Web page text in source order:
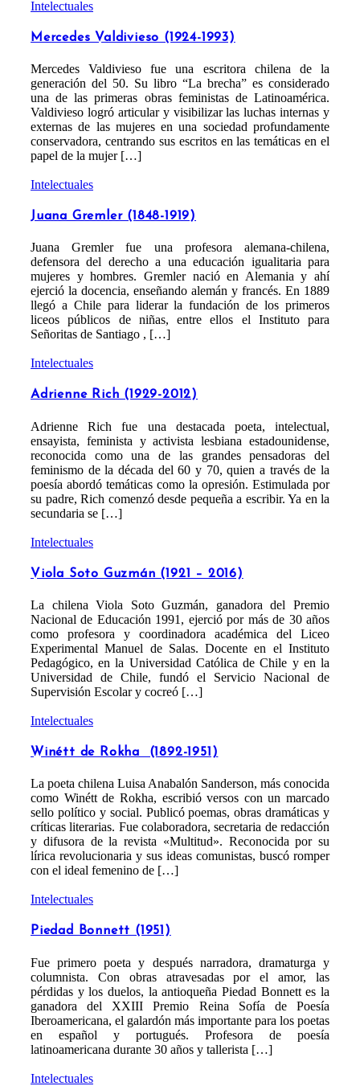
Intelectuales
Mercedes Valdivieso (1924-1993)
Mercedes Valdivieso fue una escritora chilena de la
generación del 50. Su libro “La brecha” es considerado
una de las primeras obras feministas de Latinoamérica.
Valdivieso logró articular y visibilizar las luchas internas y
externas de las mujeres en una sociedad profundamente
conservadora, centrando sus escritos en las temáticas en el
papel de la mujer […]
Intelectuales
Juana Gremler (1848-1919)
Juana Gremler fue una profesora alemana-chilena,
defensora del derecho a una educación igualitaria para
mujeres y hombres. Gremler nació en Alemania y ahí
ejerció la docencia, enseñando alemán y francés. En 1889
llegó a Chile para liderar la fundación de los primeros
liceos públicos de niñas, entre ellos el Instituto para
Señoritas de Santiago , […]
Intelectuales
Adrienne Rich (1929-2012)
Adrienne Rich fue una destacada poeta, intelectual,
ensayista, feminista y activista lesbiana estadounidense,
reconocida como una de las grandes pensadoras del
feminismo de la década del 60 y 70, quien a través de la
poesía abordó temáticas como la opresión. Estimulada por
su padre, Rich comenzó desde pequeña a escribir. Ya en la
secundaria se […]
Intelectuales
Viola Soto Guzmán (1921 – 2016)
La chilena Viola Soto Guzmán, ganadora del Premio
Nacional de Educación 1991, ejerció por más de 30 años
como profesora y coordinadora académica del Liceo
Experimental Manuel de Salas. Docente en el Instituto
Pedagógico, en la Universidad Católica de Chile y en la
Universidad de Chile, fundó el Servicio Nacional de
Supervisión Escolar y cocreó […]
Intelectuales
Winétt de Rokha (1892-1951)
La poeta chilena Luisa Anabalón Sanderson, más conocida
como Winétt de Rokha, escribió versos con un marcado
sello político y social. Publicó poemas, obras dramáticas y
críticas literarias. Fue colaboradora, secretaria de redacción
y difusora de la revista «Multitud». Reconocida por su
lírica revolucionaria y sus ideas comunistas, buscó romper
con el ideal femenino de […]
Intelectuales
Piedad Bonnett (1951)
Fue primero poeta y después narradora, dramaturga y
columnista. Con obras atravesadas por el amor, las
pérdidas y los duelos, la antioqueña Piedad Bonnett es la
ganadora del XXIII Premio Reina Sofía de Poesía
Iberoamericana, el galardón más importante para los poetas
en español y portugués. Profesora de poesía
latinoamericana durante 30 años y tallerista […]
Intelectuales